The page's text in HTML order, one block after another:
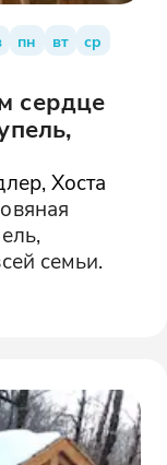
пн вт
ср
сердце
Хоста
семьи.